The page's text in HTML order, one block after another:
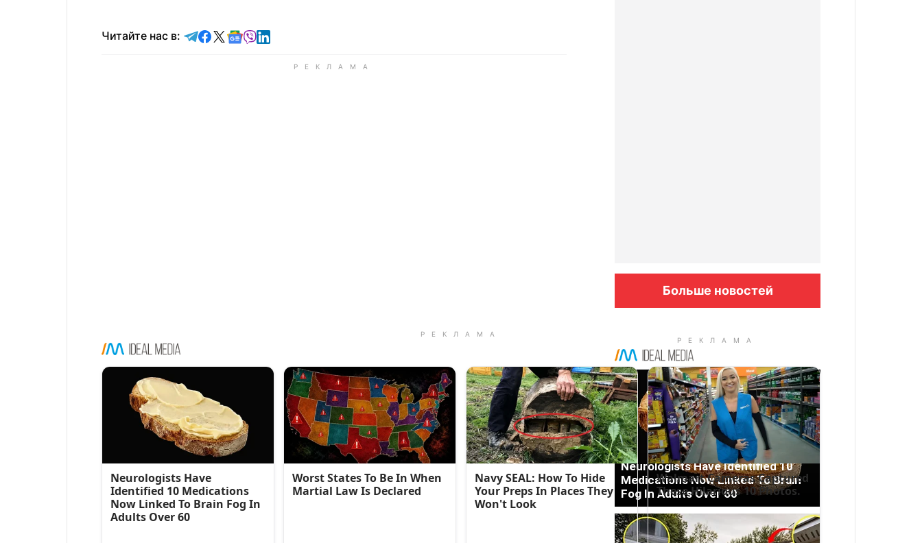
Читайте нас в: Читайте в Telegram
Читайте в Facebook
Читайте в X
Читайте в Google news
Читайте в Viber
Читайте в LinkedIn
Больше новостей